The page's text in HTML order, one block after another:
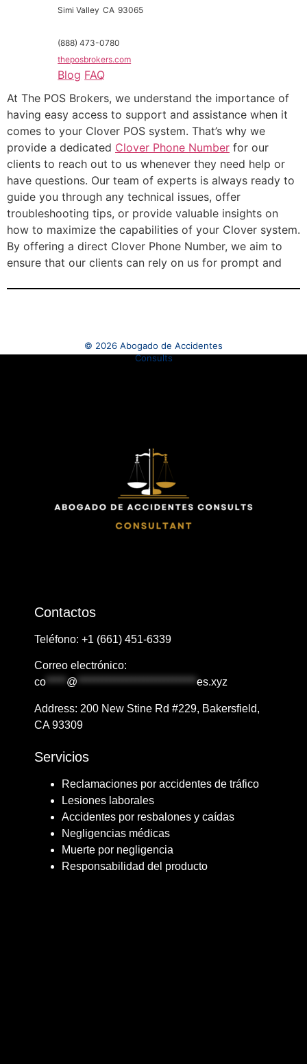
Simi Valley CA 93065
(888) 473-0780
theposbrokers.com
Blog FAQ
At The POS Brokers, we understand the importance of
having easy access to support and assistance when it
comes to your Clover POS system. That’s why we
provide a dedicated Clover Phone Number for our
clients to reach out to us whenever they need help or
have questions. Our team of experts is always ready to
guide you through any technical issues, offer
troubleshooting tips, or provide valuable insights on
how to maximize the capabilities of your Clover system.
By offering a direct Clover Phone Number, we aim to
ensure that our clients can rely on us for prompt and
© 2026 Abogado de Accidentes
Consults
Contactos
Teléfono: ​+1 ​​(661) 451-6339
Correo electrónico:
co ***** @ ***************************** es.xyz
Address: ​​​​200 New Stine Rd #229, Bakersfield,
CA 93309
Servicios
Reclamaciones por accidentes de tráfico
Lesiones laborales
Accidentes por resbalones y caídas
Negligencias médicas
Muerte por negligencia
Responsabilidad del producto